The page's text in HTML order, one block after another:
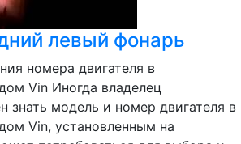
левый фонарь
номера двигателя в
Vin Иногда владелец
знать модель и номер двигателя в
Vin, установленным на